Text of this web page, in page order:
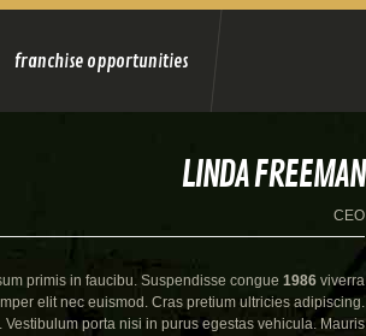
franchise opportunities
LINDA FREEMAN
CEO
primis in faucibu. Suspendisse congue 1986 viverra
elit nec euismod. Cras pretium ultricies adipiscing.
porta nisi in purus egestas vehicula. Mauris